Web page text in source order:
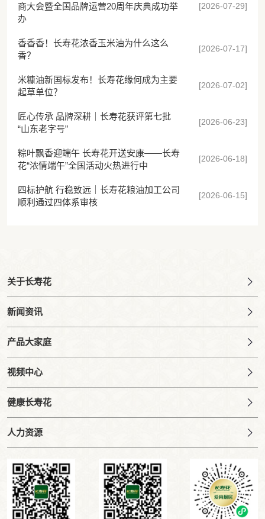
商大会暨全国品牌运营20周年庆典成功举
办
[2026-07-29]
香香香！长寿花浓香玉米油为什么这么
香？
[2026-07-17]
米糠油新国标发布！长寿花缘何成为主要
起草单位？
[2026-07-02]
匠心传承 品牌深耕｜长寿花获评第七批
“山东老字号”
[2026-06-23]
粽叶飘香迎端午 长寿花开送安康——长寿
花“浓情端午”全国活动火热进行中
[2026-06-18]
四标护航 行稳致远｜长寿花粮油加工公司
顺利通过四体系审核
[2026-06-15]
关于长寿花
新闻资讯
产品大家庭
视频中心
健康长寿花
人力资源